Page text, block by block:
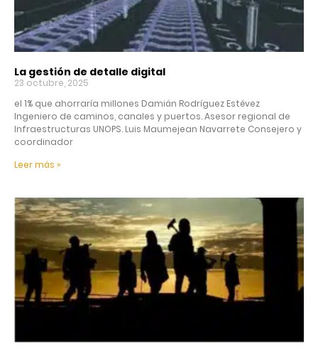
La gestión de detalle digital
23 octubre, 2025
el 1% que ahorraría millones Damián Rodríguez Estévez
Ingeniero de caminos, canales y puertos. Asesor regional de
Infraestructuras UNOPS. Luis Maumejean Navarrete Consejero y
coordinador
Leer más »